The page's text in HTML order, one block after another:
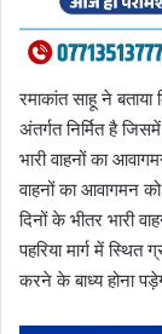
रमाकांत साहू ने
अंतर्गत निर्मित है
भारी वाहनों का
वाहनों का आवागमन
दिनों के भीतर भारी
पहरिया मार्ग में स्थित
करने के बाध्य होना